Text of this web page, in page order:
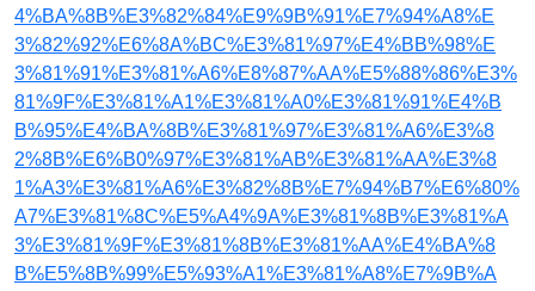
4%BA%8B%E3%82%84%E9%9B%91%E7%94%A8%E
3%82%92%E6%8A%BC%E3%81%97%E4%BB%98%E
3%81%91%E3%81%A6%E8%87%AA%E5%88%86%E3%
81%9F%E3%81%A1%E3%81%A0%E3%81%91%E4%B
B%95%E4%BA%8B%E3%81%97%E3%81%A6%E3%8
2%8B%E6%B0%97%E3%81%AB%E3%81%AA%E3%8
1%A3%E3%81%A6%E3%82%8B%E7%94%B7%E6%80%
A7%E3%81%8C%E5%A4%9A%E3%81%8B%E3%81%A
3%E3%81%9F%E3%81%8B%E3%81%AA%E4%BA%8
B%E5%8B%99%E5%93%A1%E3%81%A8%E7%9B%A